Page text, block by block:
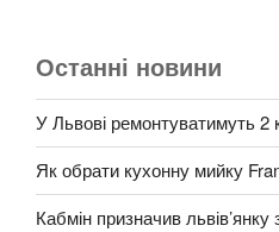
Останні новини
У Львові ремонтуватимуть 2
Як обрати кухонну мийку
Кабмін призначив